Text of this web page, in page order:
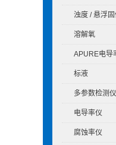
浊度 / 悬浮
溶解氧
APURE电导
标液
多参数检测仪
电导率仪
腐蚀率仪